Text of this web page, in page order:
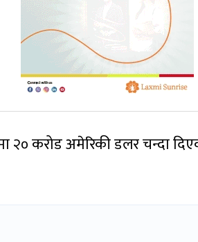
२० करोड अमेरिकी डलर चन्दा